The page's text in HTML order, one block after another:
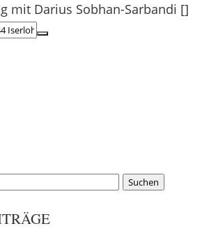
mit Darius Sobhan-Sarbandi []